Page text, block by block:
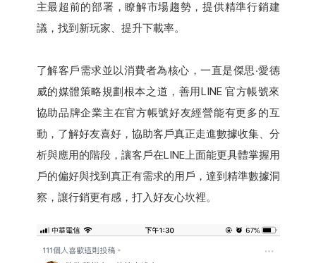
主最超前的部署，瞭解市場趨勢，提供精準行銷建
議，找到新玩家、提升下載率。
了解客戶需求並以消費者為核心，一直是傑思‧愛德
威的媒體策略規劃根本之道，善用LINE 官方帳號來
協助品牌企業主在官方帳號好友經營能有更多的互
動，了解好友喜好，協助客戶真正走進數據收集、分
析與應用的階段，讓客戶在LINE上面能更具體掌握用
戶的偏好與找到真正有需求的用戶，達到精準數據洞
察，讓行銷更有感，打入好友心坎裡。